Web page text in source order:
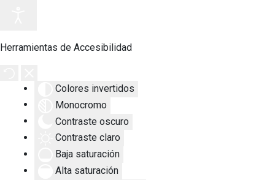
Herramientas de Accesibilidad
Colores invertidos
Monocromo
Contraste oscuro
Contraste claro
Baja saturación
Alta saturación